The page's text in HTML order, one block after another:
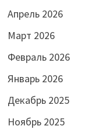
Апрель 2026
Март 2026
Февраль 2026
Январь 2026
Декабрь 2025
Ноябрь 2025